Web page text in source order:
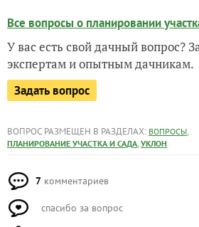
Все вопросы о планировании
У вас есть свой дачный вопрос?
экспертам и опытным дачникам.
Задать вопрос
ВОПРОС РАЗМЕЩЕН В РАЗДЕЛАХ: ВОПРОСЫ,
ПЛАНИРОВАНИЕ УЧАСТКА И САДА, УКЛОН
7 комментариев
спасибо за вопрос